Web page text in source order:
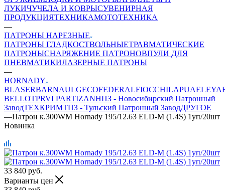
ЛУКИЧУЧЕЛА И КОВРЫСУВЕНИРНАЯ
ПРОДУКЦИЯТЕХНИКАМОТОТЕХНИКА
—
ПАТРОНЫ НАРЕЗНЫЕ
ПАТРОНЫ ГЛАДКОСТВОЛЬНЫЕТРАВМАТИЧЕСКИЕ
ПАТРОНЫСНАРЯЖЕНИЕ ПАТРОНОВПУЛИ ДЛЯ
ПНЕВМАТИКИЛАЗЕРНЫЕ ПАТРОНЫ
—
HORNADY
BLASERBARNAULGEСOFEDERALFIOCCHILAPUAELEY
BELLOTPRVI PARTIZANНПЗ - Новосибирский Патронный
ЗаводТЕХКРИМТПЗ - Тульский Патронный ЗаводДРУГОЕ
—Патрон к.300WM Hornady 195/12.63 ELD-M (1.4S) 1уп/20шт
Новинка
33 840 руб.
Варианты цен